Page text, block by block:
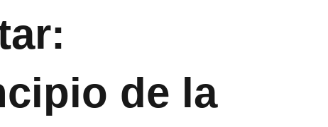
de la